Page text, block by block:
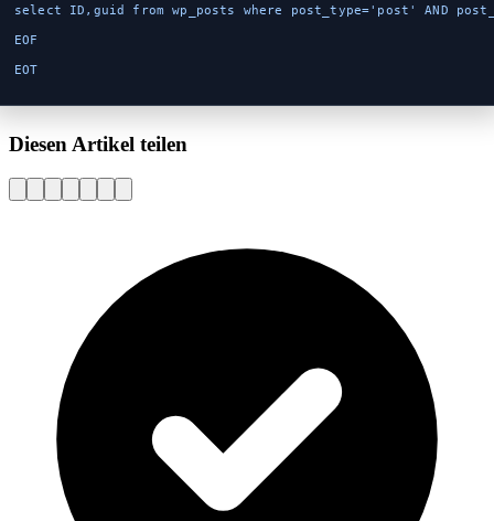
select ID,guid from wp_posts where post_type='post' AND
EOF
EOT
Diesen Artikel teilen